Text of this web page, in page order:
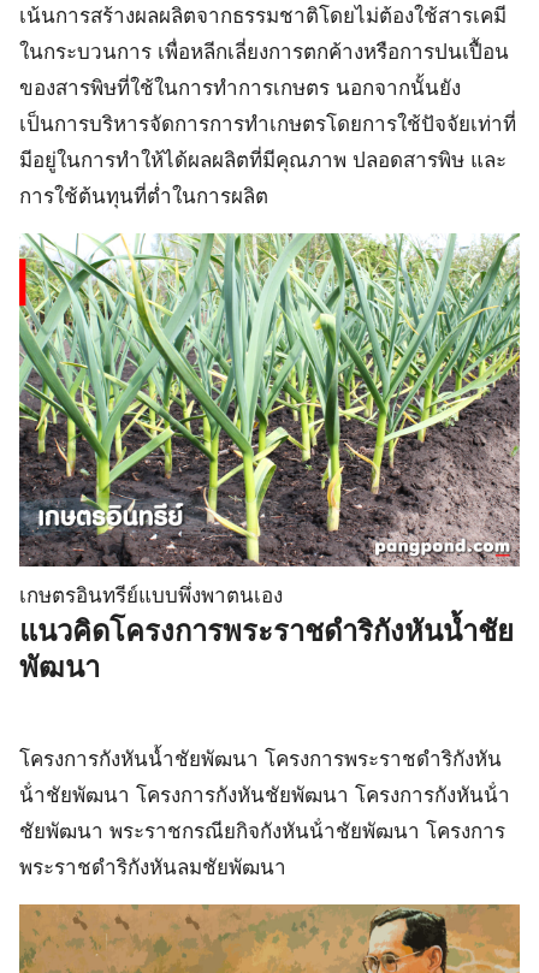
เน้นการสร้างผลผลิตจากธรรมชาติโดยไม่ต้องใช้สารเคมี
ในกระบวนการ เพื่อหลีกเลี่ยงการตกค้างหรือการปนเปื้อน
ของสารพิษที่ใช้ในการทำการเกษตร นอกจากนั้นยัง
เป็นการบริหารจัดการการทำเกษตรโดยการใช้ปัจจัยเท่าที่
มีอยู่ในการทำให้ได้ผลผลิตที่มีคุณภาพ ปลอดสารพิษ และ
การใช้ต้นทุนที่ต่ำในการผลิต
เกษตรอินทรีย์แบบพึ่งพาตนเอง
แนวคิดโครงการพระราชดําริกังหันน้ำชัย
พัฒนา
โครงการกังหันน้ำชัยพัฒนา โครงการพระราชดําริกังหัน
น้ําชัยพัฒนา โครงการกังหันชัยพัฒนา โครงการกังหันน้ํา
ชัยพัฒนา พระราชกรณียกิจกังหันน้ําชัยพัฒนา โครงการ
พระราชดําริกังหันลมชัยพัฒนา